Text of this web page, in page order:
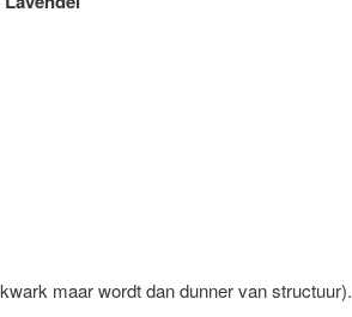
maar wordt dan dunner van structuur).